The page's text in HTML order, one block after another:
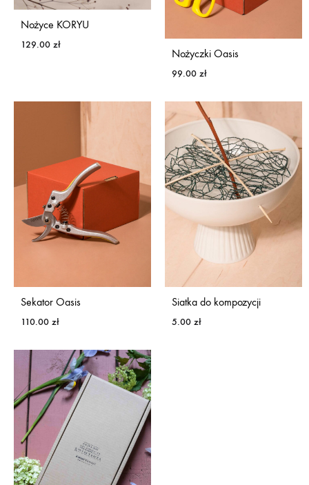
Nożyce KORYU
129.00 zł
Nożyczki Oasis
99.00 zł
Sekator Oasis
110.00 zł
Siatka do kompozycji
5.00 zł